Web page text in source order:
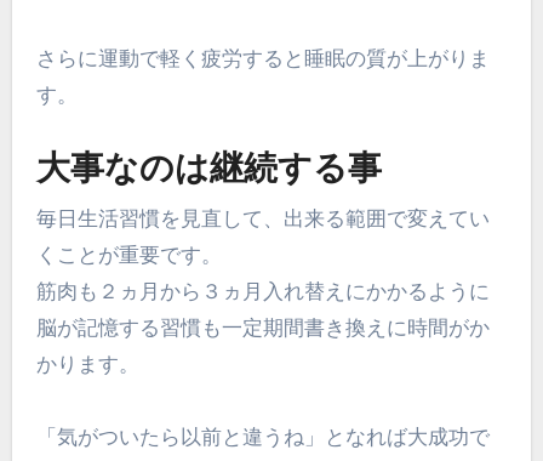
さらに運動で軽く疲労すると睡眠の質が上がりま
す。
大事なのは継続する事
毎日生活習慣を見直して、出来る範囲で変えてい
くことが重要です。
筋肉も２ヵ月から３ヵ月入れ替えにかかるように
脳が記憶する習慣も一定期間書き換えに時間がか
かります。
「気がついたら以前と違うね」となれば大成功で